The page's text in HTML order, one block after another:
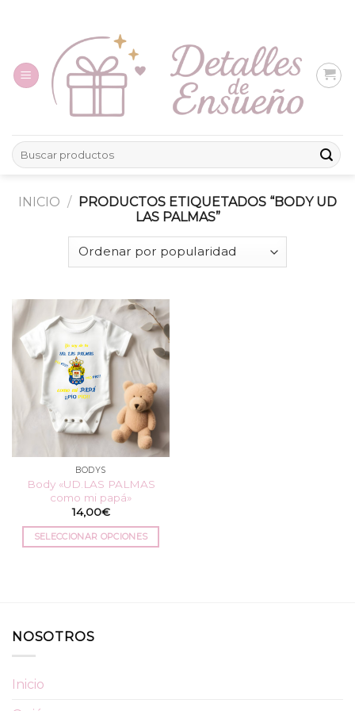
Buscar
por:
INICIO / PRODUCTOS ETIQUETADOS “BODY UD
LAS PALMAS”
BODYS
Body «UD.LAS PALMAS
como mi papá»
14,00€
SELECCIONAR OPCIONES
Las
NOSOTROS
Inicio